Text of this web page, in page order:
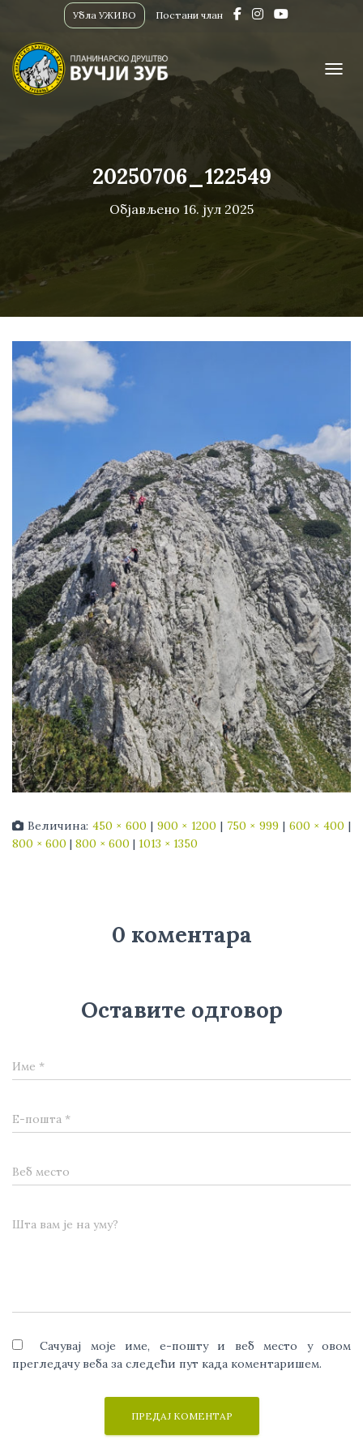
Убла УЖИВО Постани члан
20250706_122549
Објављено 16. јул 2025
Величина: 450 × 600 | 900 × 1200 | 750 × 999 | 600 × 400 |
800 × 600 | 800 × 600 | 1013 × 1350
0 коментара
Оставите одговор
Име *
Е-пошта *
Веб место
Шта вам је на уму?
Сачувај моје име, е-пошту и веб место у овом
прегледачу веба за следећи пут када коментаришем.